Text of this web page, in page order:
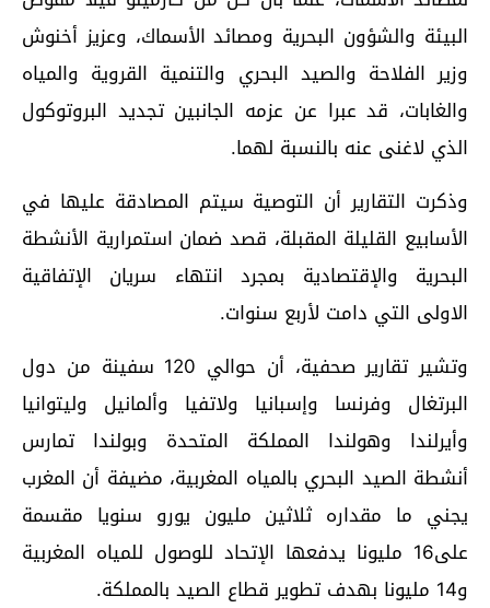
البيئة والشؤون البحرية ومصائد الأسماك، وعزيز أخنوش
وزير الفلاحة والصيد البحري والتنمية القروية والمياه
والغابات، قد عبرا عن عزمه الجانبين تجديد البروتوكول
الذي لاغنى عنه بالنسبة لهما.
وذكرت التقارير أن التوصية سيتم المصادقة عليها في
الأسابيع القليلة المقبلة، قصد ضمان استمرارية الأنشطة
البحرية والإقتصادية بمجرد انتهاء سريان الإتفاقية
الاولى التي دامت لأربع سنوات.
وتشير تقارير صحفية، أن حوالي 120 سفينة من دول
البرتغال وفرنسا وإسبانيا ولاتفيا وألمانيل وليتوانيا
وأيرلندا وهولندا المملكة المتحدة وبولندا تمارس
أنشطة الصيد البحري بالمياه المغربية، مضيفة أن المغرب
يجني ما مقداره ثلاثين مليون يورو سنويا مقسمة
على16 مليونا يدفعها الإتحاد للوصول للمياه المغربية
و14 مليونا بهدف تطوير قطاع الصيد بالمملكة.